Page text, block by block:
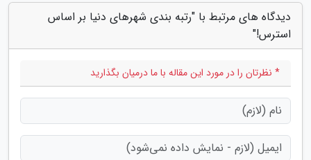
دیدگاه های مرتبط با "رتبه بندی شهرهای دنیا بر اساس
استرس!"
* نظرتان را در مورد این مقاله با ما درمیان بگذارید